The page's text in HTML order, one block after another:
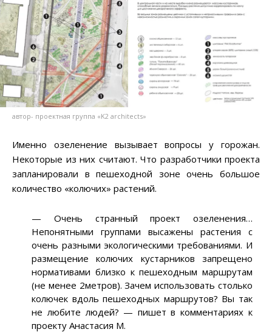
автор- проектная группа «K2 architects»
Именно озеленение вызывает вопросы у горожан.
Некоторые из них считают. Что разработчики проекта
запланировали в пешеходной зоне очень большое
количество «колючих» растений.
— Очень странный проект озеленения…
Непонятными группами высажены растения с
очень разными экологическими требованиями. И
размещение колючих кустарников запрещено
нормативами близко к пешеходным маршрутам
(не менее 2метров). Зачем использовать столько
колючек вдоль пешеходных маршрутов? Вы так
не любите людей? — пишет в комментариях к
проекту Анастасия М.